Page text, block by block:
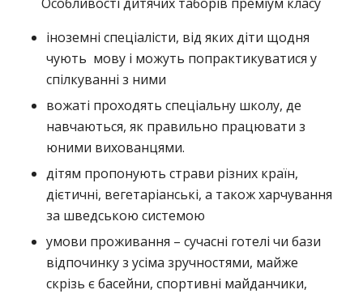
іноземні спеціалісти, від яких діти щодня
чують мову і можуть попрактикуватися у
спілкуванні з ними
вожаті проходять спеціальну школу, де
навчаються, як правильно працювати з
юними вихованцями.
дітям пропонують страви різних країн,
дієтичні, вегетаріанські, а також харчування
за шведською системою
умови проживання – сучасні готелі чи бази
відпочинку з усіма зручностями, майже
скрізь є басейни, спортивні майданчики,